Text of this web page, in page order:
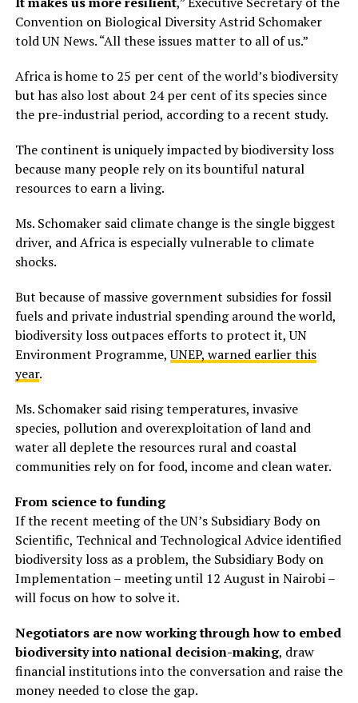
Convention on Biological Diversity Astrid Schomaker
told UN News. “All these issues matter to all of us.”
Africa is home to 25 per cent of the world’s biodiversity
but has also lost about 24 per cent of its species since
the pre-industrial period, according to a recent study.
The continent is uniquely impacted by biodiversity loss
because many people rely on its bountiful natural
resources to earn a living.
Ms. Schomaker said climate change is the single biggest
driver, and Africa is especially vulnerable to climate
shocks.
But because of massive government subsidies for fossil
fuels and private industrial spending around the world,
biodiversity loss outpaces efforts to protect it, UN
Environment Programme,UNEP, warned earlier this
year.
Ms. Schomaker said rising temperatures, invasive
species, pollution and overexploitation of land and
water all deplete the resources rural and coastal
communities rely on for food, income and clean water.
From science to funding
If the recent meeting of the UN’s Subsidiary Body on
Scientific, Technical and Technological Advice identified
biodiversity loss as a problem, the Subsidiary Body on
Implementation – meeting until 12 August in Nairobi –
will focus on how to solve it.
Negotiators are now working through how to embed
biodiversity into national decision-making, draw
financial institutions into the conversation and raise the
money needed to close the gap.